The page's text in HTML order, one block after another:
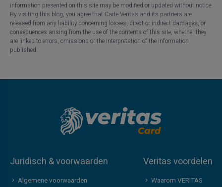
information presented on this site may be modified or updated without notice.
By visiting this blog, you agree that Carte Veritas and its partners are
released from any liability concerning losses, direct or indirect damages, or
consequences arising from the use of the contents of this site, whether they
are linked to errors, omissions or the interpretation of the information
published.
Juridisch & voorwaarden
Algemene voorwaarden
Veritas voordelen
Waarom VERITAS